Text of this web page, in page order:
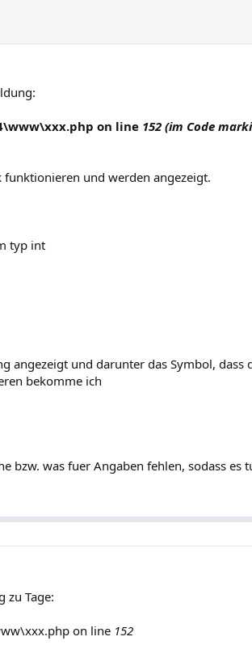
on line 152 (im Code
funktionieren und werden angezeigt.
typ int
angezeigt und darunter das Symbol, dass
bekomme ich
bzw. was fuer Angaben fehlen, sodass es
zu Tage:
on line 152